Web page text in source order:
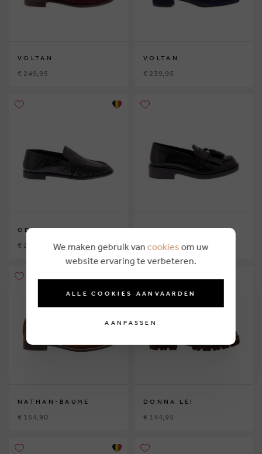
VOLTAN
€ 249,95
VOLTAN
€ 239,95
ODARE
€ 259,95
CTWLK
€ 174,95
NATHAN-BAUME
€ 154,90
DONNA LEI
€ 144,95
We maken gebruik van cookies om uw
website ervaring te verbeteren.
ALLE COOKIES AANVAARDEN
AANPASSEN